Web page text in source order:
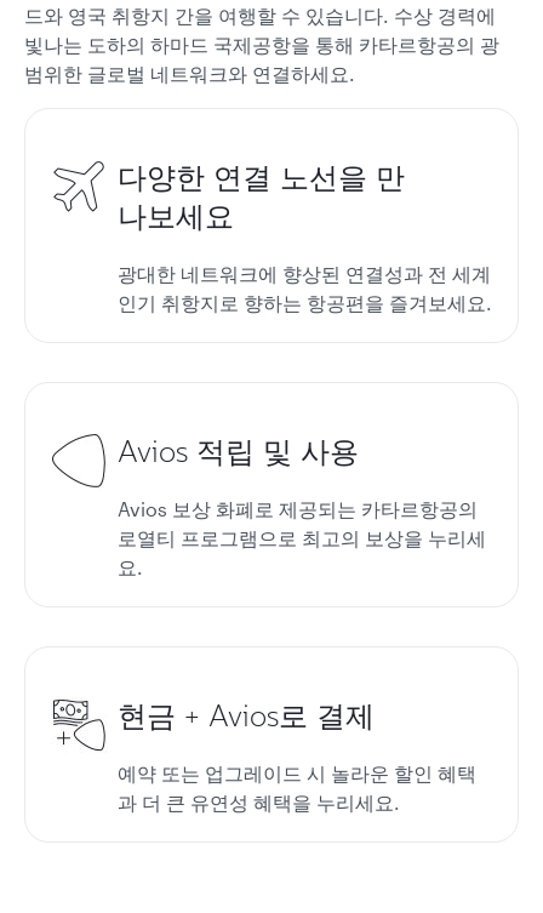
드와 영국 취항지 간을 여행할 수 있습니다. 수상 경력에
빛나는 도하의 하마드 국제공항을 통해 카타르항공의 광
범위한 글로벌 네트워크와 연결하세요.
다양한 연결 노선을 만
나보세요
광대한 네트워크에 향상된 연결성과 전 세계
인기 취항지로 향하는 항공편을 즐겨보세요.
Avios 적립 및 사용
Avios 보상 화폐로 제공되는 카타르항공의
로열티 프로그램으로 최고의 보상을 누리세
요.
현금 + Avios로 결제
예약 또는 업그레이드 시 놀라운 할인 혜택
과 더 큰 유연성 혜택을 누리세요.